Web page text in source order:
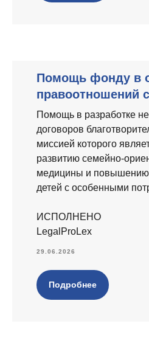
Помощь фонду в
правоотношений
Помощь в разработке
договоров
миссией которого
развитию семейно-
медицины и повышению
детей с особенными
ИСПОЛНЕНО
LegalProLex
29.06.2026
Подробнее